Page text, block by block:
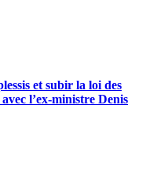
et subir la loi des
l’ex-ministre Denis